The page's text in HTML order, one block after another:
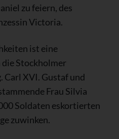
zu feiern, des
Victoria.
ist eine
die Stockholmer
Carl XVI. Gustaf und
Frau Silvia
Soldaten eskortierten
zuwinken.